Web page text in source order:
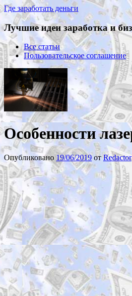
Где заработать деньги
Лучшие идеи заработка и
Все статьи
Пользовательское соглашение
Особенности
Опубликовано 19/06/2019 отRedactor